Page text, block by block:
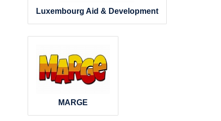
Luxembourg Aid & Development
MARGE